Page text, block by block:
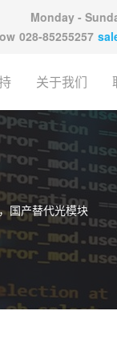
Monday -
028-85255257
关于我们
国产替代光模块